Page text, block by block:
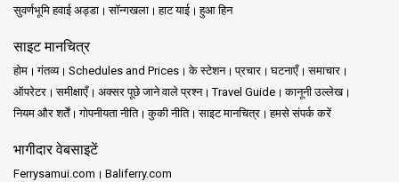
सुवर्णभूमि हवाई अड्डा
सॉन्गखला हाट याई हुआ हिन
साइट मानचित्र
होम गंतव्य Schedules and Prices के स्टेशन प्रचार घटनाएँ
समाचार
ऑपरेटर
समीक्षाएँ अक्सर पूछे जाने वाले प्रश्न Travel Guide
कानूनी उल्लेख
नियम और शर्तें
गोपनीयता नीति कुकी नीति साइट मानचित्र हमसे संपर्क करें
भागीदार वेबसाइटें
Ferrysamui.com Baliferry.com